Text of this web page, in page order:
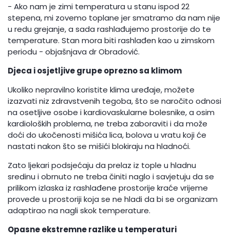
- Ako nam je zimi temperatura u stanu ispod 22
stepena, mi zovemo toplane jer smatramo da nam nije
u redu grejanje, a sada rashlađujemo prostorije do te
temperature. Stan mora biti rashlađen kao u zimskom
periodu - objašnjava dr Obradović.
Djeca i osjetljive grupe oprezno sa klimom
Ukoliko nepravilno koristite klima uređaje, možete
izazvati niz zdravstvenih tegoba, što se naročito odnosi
na osetljive osobe i kardiovaskularne bolesnike, a osim
kardioloških problema, ne treba zaboraviti i da može
doći do ukočenosti mišića lica, bolova u vratu koji će
nastati nakon što se mišići blokiraju na hladnoći.
Zato ljekari podsjećaju da prelaz iz tople u hladnu
sredinu i obrnuto ne treba činiti naglo i savjetuju da se
prilikom izlaska iz rashlađene prostorije kraće vrijeme
provede u prostoriji koja se ne hladi da bi se organizam
adaptirao na nagli skok temperature.
Opasne ekstremne razlike u temperaturi